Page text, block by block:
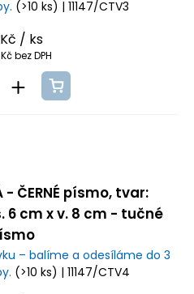
(>10 ks) | 11147/CTV3
/ ks
bez DPH
- ČERNÉ písmo, tvar:
6 cm x v. 8 cm - tučné
– balíme a odesíláme do 3
(>10 ks) | 11147/CTV4